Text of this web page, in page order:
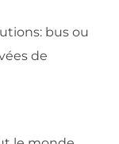
bus ou
de